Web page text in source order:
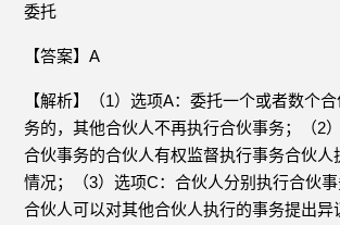
委托
【答案】A
【解析】（1）选项A：委托一个或者数个
务的，其他合伙人不再执行合伙事务；（2
合伙事务的合伙人有权监督执行事务合伙人
情况；（3）选项C：合伙人分别执行合伙
合伙人可以对其他合伙人执行的事务提出异